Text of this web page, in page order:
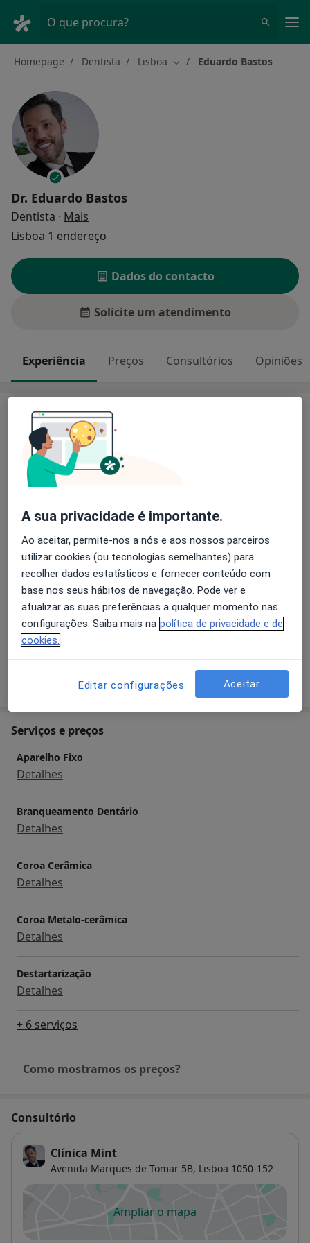
O que procura?
Homepage Dentista Lisboa Mudar de cidade
Eduardo Bastos
Dr. Eduardo Bastos
Dentista · Mais
Lisboa 1 endereço
Dados do contacto
Solicite um atendimento
Experiência Preços Consultórios Opiniões
Experiência
Dr. Eduardo Bastos, considerado um dos melhores
dentistas de Lisboa, é coordenador da Clínica MINT,
uma Clínica de Estética Dentária & Implantologia
Avançada em Lisboa.
» Especializado em Implantes Dentários e em Medicina
Estética Dentária.
» Pós-Graduado em Cirurgia Avançada em Alemanha e
em Madrid.
maisSobre mim
Principais doenças tratadas
Dente Não Vital
Doenças Da Gengiva
Doenças Da Boca Cárie Dentária
+24a11y_sr_more_diseases
Mostrar mais detalhes
sobre a experiência
Serviços e preços
Aparelho Fixo
Detalhes
Branqueamento Dentário
Detalhes
Coroa Cerâmica
Detalhes
Coroa Metalo-cerâmica
Detalhes
Destartarização
Detalhes
+ 6 serviços
Como mostramos os preços?
Consultório
Clínica Mint
Avenida Marques de Tomar 5B, Lisboa 1050-152
Ampliar o mapaabre num novo separador
A sua privacidade é importante.
Ao aceitar, permite-nos a nós e aos nossos parceiros
utilizar cookies (ou tecnologias semelhantes) para
recolher dados estatísticos e fornecer conteúdo com
base nos seus hábitos de navegação. Pode ver e
atualizar as suas preferências a qualquer momento nas
configurações. Saiba mais na política de privacidade e de
cookies.
Editar configurações Aceitar